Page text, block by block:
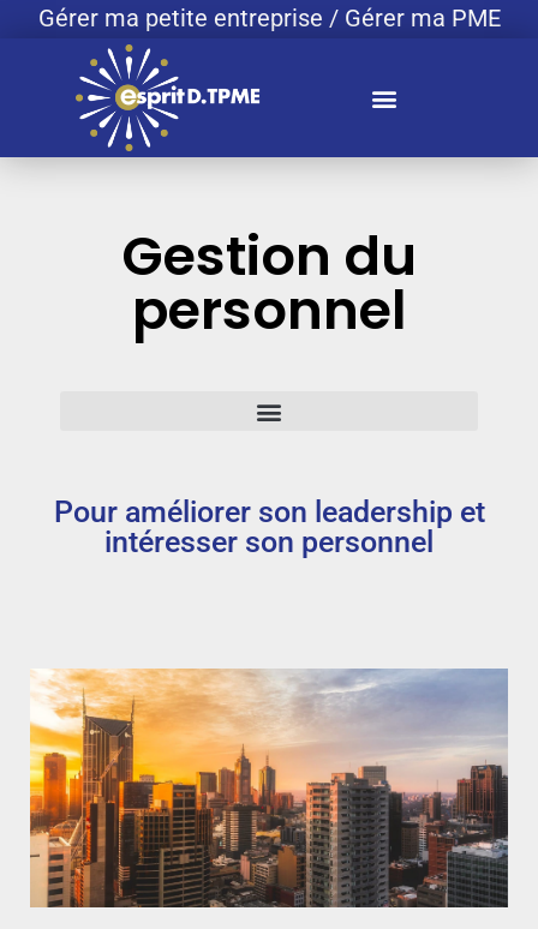
Gérer ma petite entreprise / Gérer ma PME
Gestion du
personnel
Pour améliorer son leadership et
intéresser son personnel